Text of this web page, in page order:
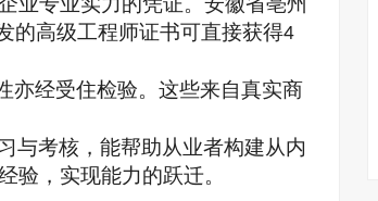
的高级工程师证书可直接获得4
亦经受住检验。这些来自真实商
与考核，能帮助从业者构建从内
验，实现能力的跃迁。